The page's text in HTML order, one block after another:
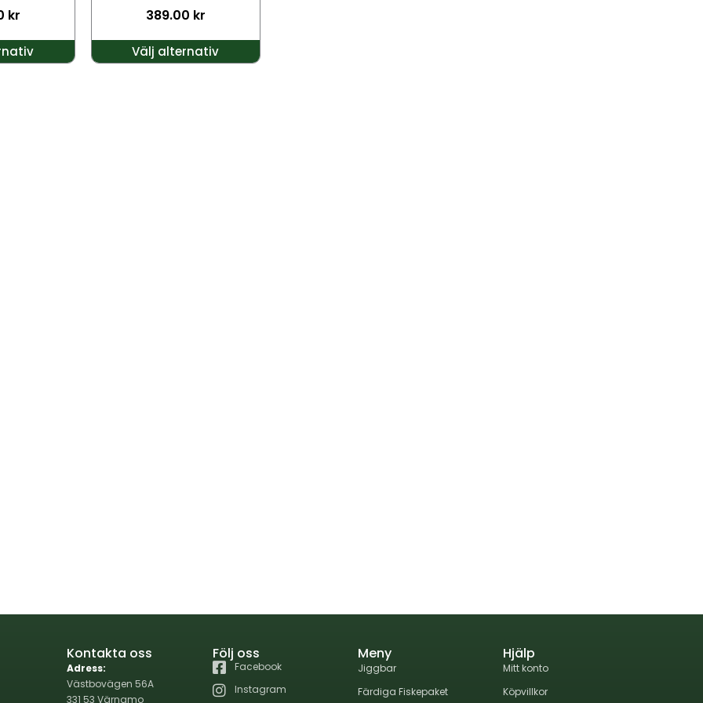
kr 389.00 kr
Välj alternativ
produktsidan
Kontakta oss
Adress:
Västbovägen 56A
331 53 Värnamo
Följ oss
Facebook
Instagram
Meny
Jiggbar
Färdiga Fiskepaket
Hjälp
Mitt konto
Köpvillkor